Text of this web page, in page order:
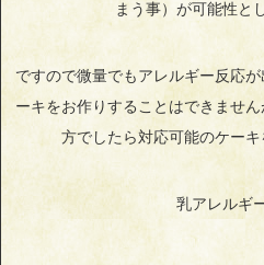
まう事）が可能性と
ですので微量でもアレルギー反応
ーキをお作りすることはできませ
方でしたら対応可能のケーキ
乳アレルギ